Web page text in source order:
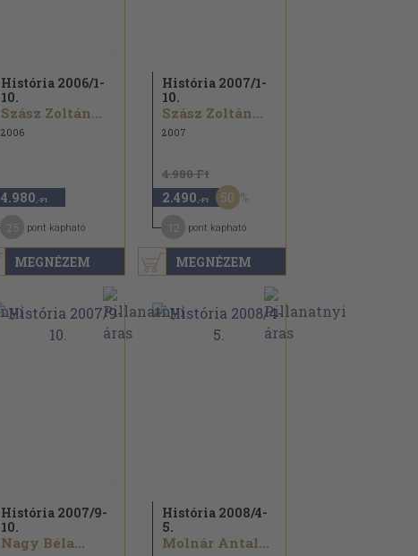
MEGNÉZEM
História 2006/1-
10.
Szász Zoltán...
2006
4.980 ,-Ft
pont kapható
MEGNÉZEM
História 2007/1-
10.
Szász Zoltán...
2007
4.980 Ft
2.490 ,-Ft 50
pont kapható
História 2007/9-
10.
Nagy Béla...
História 2008/4-
5.
Molnár Antal...